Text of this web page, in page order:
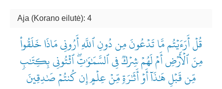
Aja (Korano eilutė): 4
قُلۡ أَرَءَيۡتُم مَّا تَدۡعُونَ مِن دُونِ ٱللَّهِ أَرُونِي مَاذَا خَلَقُواْ
مِنَ ٱلۡأَرۡضِ أَمۡ لَهُمۡ شِرۡكٞ فِي ٱلسَّمَٰوَٰتِۖ ٱئۡتُونِي بِكِتَٰبٖ
مِّن قَبۡلِ هَٰذَآ أَوۡ أَثَٰرَةٖ مِّنۡ عِلۡمٍ إِن كُنتُمۡ صَٰدِقِينَ